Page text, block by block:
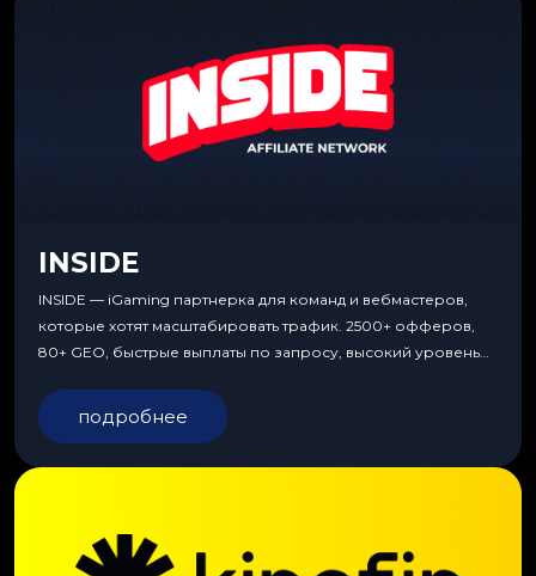
INSIDE
INSIDE — iGaming партнерка для команд и вебмастеров,
которые хотят масштабировать трафик. 2500+ офферов,
80+ GEO, быстрые выплаты по запросу, высокий уровень
подробнее